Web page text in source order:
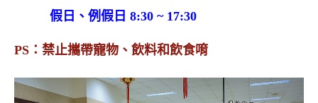
假日、例假日 8:30 ~ 17:30
PS：禁止攜帶寵物、飲料和飲食唷